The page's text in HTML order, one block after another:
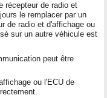
récepteur de radio et
le remplacer par un
de radio et d'affichage ou
sur un autre véhicule est
peut être
ou l'ECU de